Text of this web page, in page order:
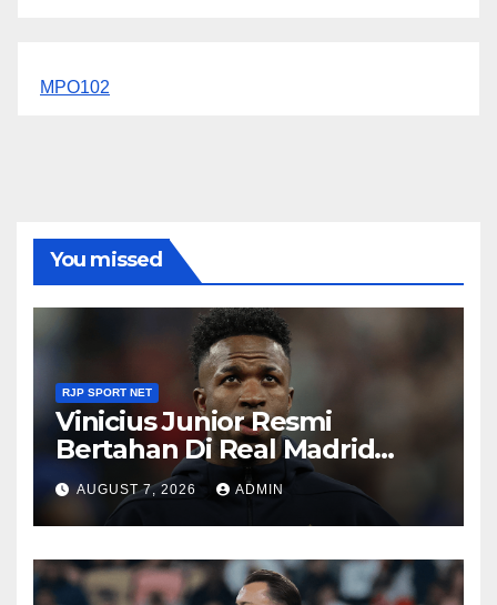
MPO102
You missed
RJP SPORT NET
Vinicius Junior Resmi
Bertahan Di Real Madrid
Sampai 2032
AUGUST 7, 2026 ADMIN